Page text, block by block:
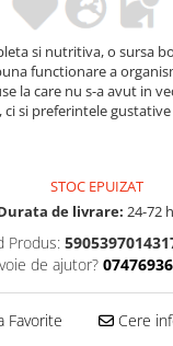
si nutritiva, o sursa
functionare a
la care nu s-a avut in
si preferintele gustative
STOC EPUIZAT
de livrare: 24-72 h
Produs:
de ajutor?
Favorite Cere